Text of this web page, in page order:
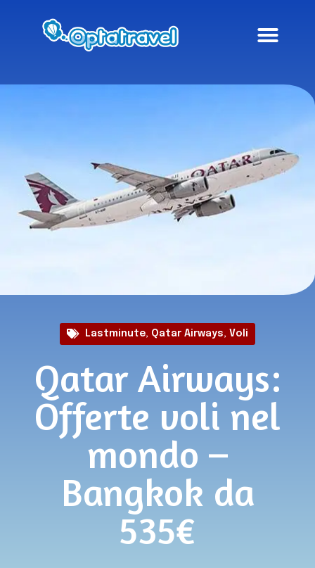
Lastminute, Qatar Airways, Voli
Qatar Airways:
Offerte voli nel
mondo –
Bangkok da
535€